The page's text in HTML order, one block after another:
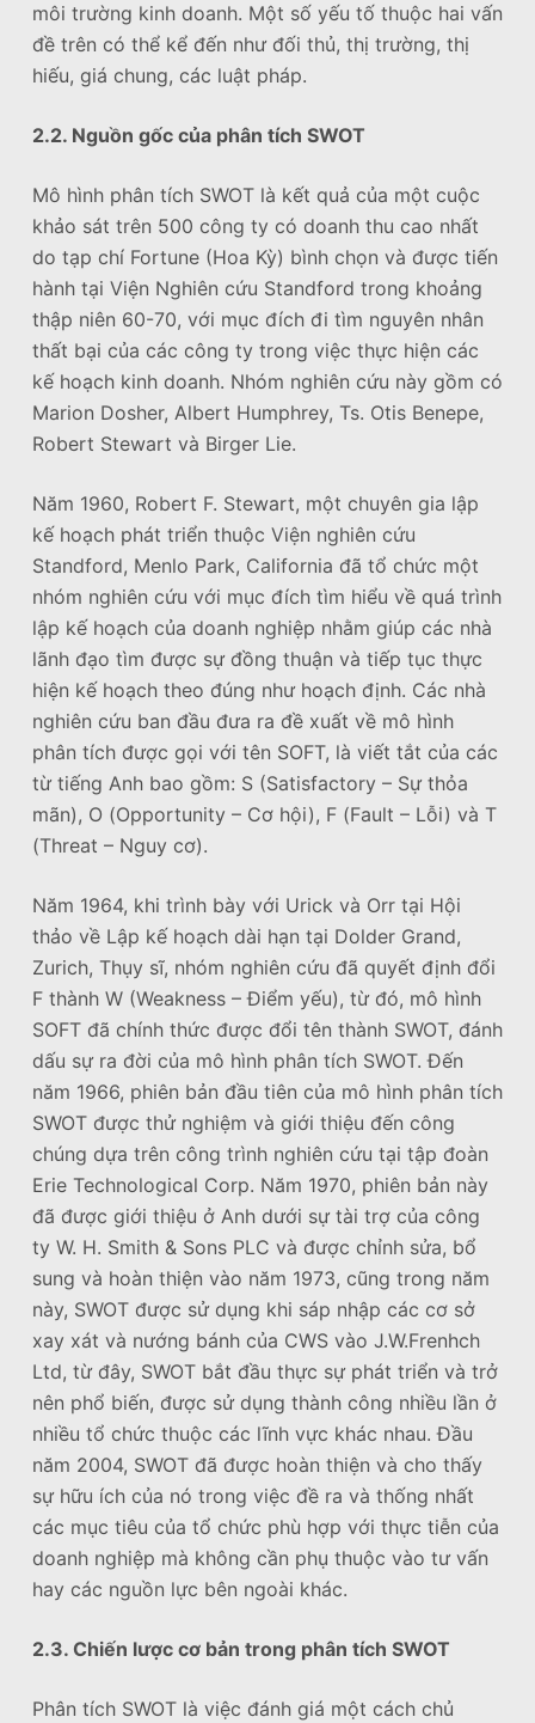
môi trường kinh doanh. Một số yếu tố thuộc hai vấn
đề trên có thể kể đến như đối thủ, thị trường, thị
hiếu, giá chung, các luật pháp.
2.2. Nguồn gốc của phân tích SWOT
Mô hình phân tích SWOT là kết quả của một cuộc
khảo sát trên 500 công ty có doanh thu cao nhất
do tạp chí Fortune (Hoa Kỳ) bình chọn và được tiến
hành tại Viện Nghiên cứu Standford trong khoảng
thập niên 60-70, với mục đích đi tìm nguyên nhân
thất bại của các công ty trong việc thực hiện các
kế hoạch kinh doanh. Nhóm nghiên cứu này gồm có
Marion Dosher, Albert Humphrey, Ts. Otis Benepe,
Robert Stewart và Birger Lie.
Năm 1960, Robert F. Stewart, một chuyên gia lập
kế hoạch phát triển thuộc Viện nghiên cứu
Standford, Menlo Park, California đã tổ chức một
nhóm nghiên cứu với mục đích tìm hiểu về quá trình
lập kế hoạch của doanh nghiệp nhằm giúp các nhà
lãnh đạo tìm được sự đồng thuận và tiếp tục thực
hiện kế hoạch theo đúng như hoạch định. Các nhà
nghiên cứu ban đầu đưa ra đề xuất về mô hình
phân tích được gọi với tên SOFT, là viết tắt của các
từ tiếng Anh bao gồm: S (Satisfactory – Sự thỏa
mãn), O (Opportunity – Cơ hội), F (Fault – Lỗi) và T
(Threat – Nguy cơ).
Năm 1964, khi trình bày với Urick và Orr tại Hội
thảo về Lập kế hoạch dài hạn tại Dolder Grand,
Zurich, Thụy sĩ, nhóm nghiên cứu đã quyết định đổi
F thành W (Weakness – Điểm yếu), từ đó, mô hình
SOFT đã chính thức được đổi tên thành SWOT, đánh
dấu sự ra đời của mô hình phân tích SWOT. Đến
năm 1966, phiên bản đầu tiên của mô hình phân tích
SWOT được thử nghiệm và giới thiệu đến công
chúng dựa trên công trình nghiên cứu tại tập đoàn
Erie Technological Corp. Năm 1970, phiên bản này
đã được giới thiệu ở Anh dưới sự tài trợ của công
ty W. H. Smith & Sons PLC và được chỉnh sửa, bổ
sung và hoàn thiện vào năm 1973, cũng trong năm
này, SWOT được sử dụng khi sáp nhập các cơ sở
xay xát và nướng bánh của CWS vào J.W.Frenhch
Ltd, từ đây, SWOT bắt đầu thực sự phát triển và trở
nên phổ biến, được sử dụng thành công nhiều lần ở
nhiều tổ chức thuộc các lĩnh vực khác nhau. Đầu
năm 2004, SWOT đã được hoàn thiện và cho thấy
sự hữu ích của nó trong việc đề ra và thống nhất
các mục tiêu của tổ chức phù hợp với thực tiễn của
doanh nghiệp mà không cần phụ thuộc vào tư vấn
hay các nguồn lực bên ngoài khác.
2.3. Chiến lược cơ bản trong phân tích SWOT
Phân tích SWOT là việc đánh giá một cách chủ